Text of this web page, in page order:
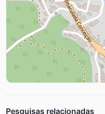
Pesquisas relacionadas